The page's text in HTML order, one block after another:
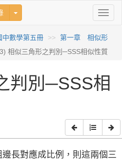
Toggle Dropdown
中數學第五冊
第一章 相似形
相似三角形之判別─SSS相似性質
判別─SSS相
長對應成比例，則這兩個三